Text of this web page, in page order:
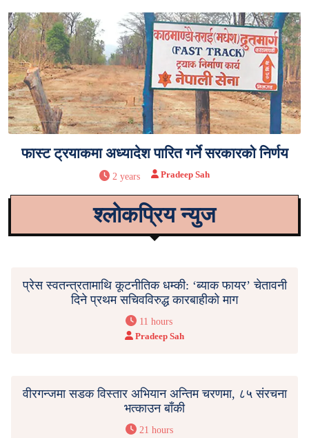
फास्ट ट्रयाकमा अध्यादेश पारित गर्ने सरकारको निर्णय
2 years Pradeep Sah
श्लोकप्रिय न्युज
प्रेस स्वतन्त्रतामाथि कूटनीतिक धम्की: ‘ब्याक फायर’ चेतावनी
दिने प्रथम सचिवविरुद्ध कारबाहीको माग
11 hours
Pradeep Sah
वीरगन्जमा सडक विस्तार अभियान अन्तिम चरणमा, ८५ संरचना
भत्काउन बाँकी
21 hours